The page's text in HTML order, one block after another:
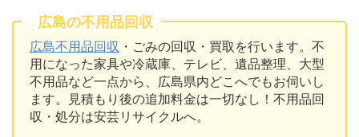
広島の不用品回収
広島不用品回収 ・ごみの回収・買取を行います。不
用になった家具や冷蔵庫、テレビ、遺品整理、大型
不用品など一点から、広島県内どこへでもお伺いし
ます。見積もり後の追加料金は一切なし！不用品回
収・処分は安芸リサイクルへ。